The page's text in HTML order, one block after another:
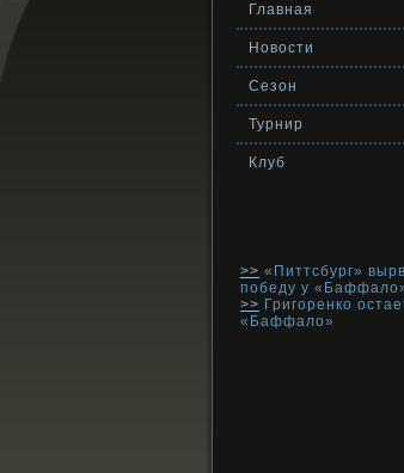
Главная
Новости
Сезон
Турнир
Клуб
>> «Питтсбург»
победу у
>> Григоренко
«Баффало»